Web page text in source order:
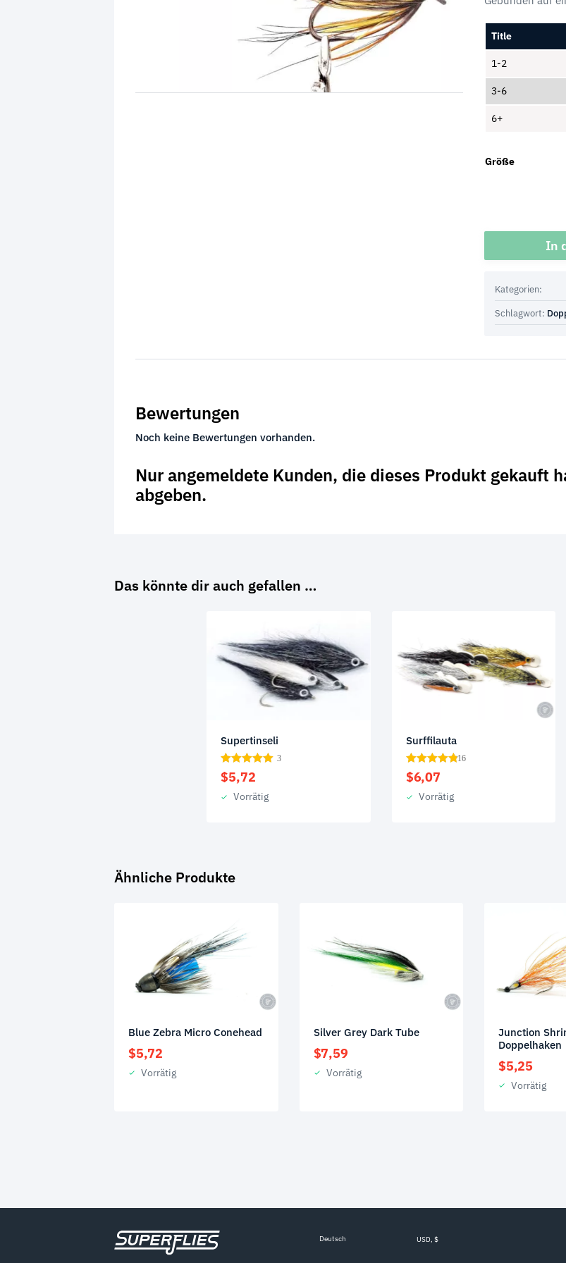
Title
1-2
3-6
6+
Größe
In
Kategorien:
Schlagwort:
Bewertungen
Noch keine Bewertungen vorhanden.
Nur angemeldete Kunden, die dieses Produkt gekauft
abgeben.
Das könnte dir auch gefallen …
Supertinseli
3
$5,72
Vorrätig
Surffilauta
16
$6,07
Vorrätig
Ähnliche Produkte
Blue Zebra Micro Conehead
$5,72
Vorrätig
Silver Grey Dark Tube
$7,59
Vorrätig
Junction
Doppelhaken
$5,25
Vorrätig
Deutsch USD, $